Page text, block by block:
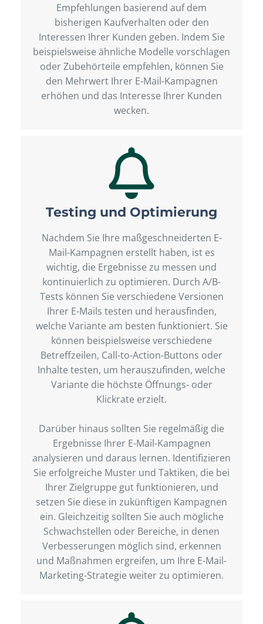
Empfehlungen basierend auf dem
bisherigen Kaufverhalten oder den
Interessen Ihrer Kunden geben. Indem Sie
beispielsweise ähnliche Modelle vorschlagen
oder Zubehörteile empfehlen, können Sie
den Mehrwert Ihrer E-Mail-Kampagnen
erhöhen und das Interesse Ihrer Kunden
wecken.
Testing und Optimierung
Nachdem Sie Ihre maßgeschneiderten E-
Mail-Kampagnen erstellt haben, ist es
wichtig, die Ergebnisse zu messen und
kontinuierlich zu optimieren. Durch A/B-
Tests können Sie verschiedene Versionen
Ihrer E-Mails testen und herausfinden,
welche Variante am besten funktioniert. Sie
können beispielsweise verschiedene
Betreffzeilen, Call-to-Action-Buttons oder
Inhalte testen, um herauszufinden, welche
Variante die höchste Öffnungs- oder
Klickrate erzielt.
Darüber hinaus sollten Sie regelmäßig die
Ergebnisse Ihrer E-Mail-Kampagnen
analysieren und daraus lernen. Identifizieren
Sie erfolgreiche Muster und Taktiken, die bei
Ihrer Zielgruppe gut funktionieren, und
setzen Sie diese in zukünftigen Kampagnen
ein. Gleichzeitig sollten Sie auch mögliche
Schwachstellen oder Bereiche, in denen
Verbesserungen möglich sind, erkennen
und Maßnahmen ergreifen, um Ihre E-Mail-
Marketing-Strategie weiter zu optimieren.